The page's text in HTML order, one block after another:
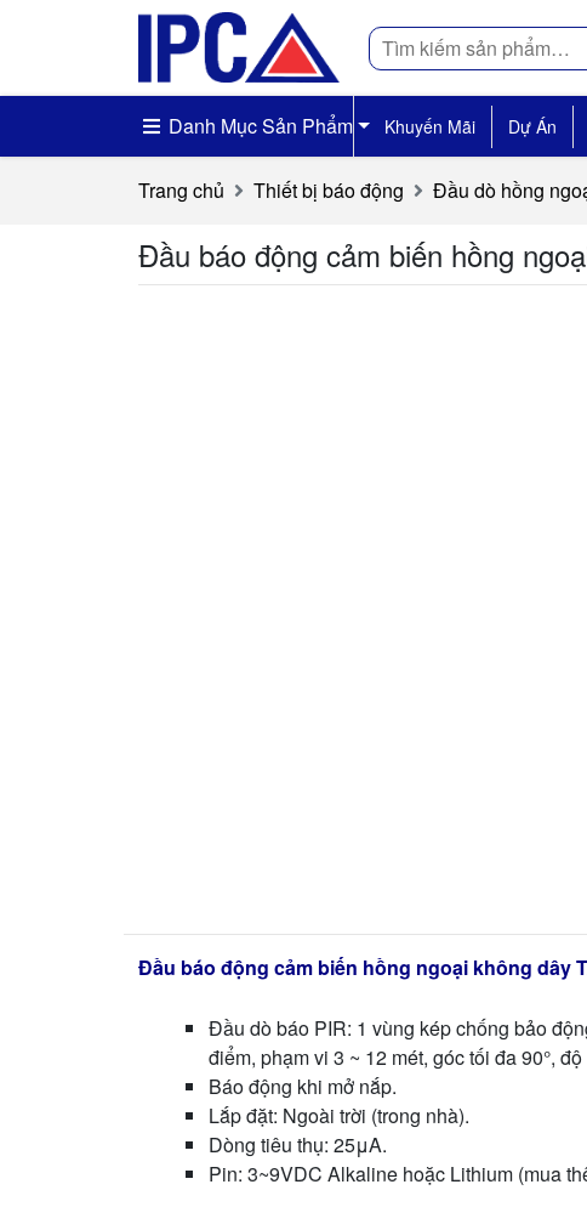
Tìm
kiếm
Danh Mục Sản Phẩm Khuyến Mãi Dự Án
Trang chủ Thiết bị báo động Đầu dò hồng
Đầu báo động cảm biến hồng
Đầu báo động cảm biến hồng ngoại không dây
Đầu dò báo PIR: 1 vùng kép chống bảo
điểm, phạm vi 3 ~ 12 mét, góc tối đa 90°,
Báo động khi mở nắp.
Lắp đặt: Ngoài trời (trong nhà).
Dòng tiêu thụ: 25μA.
Pin: 3~9VDC Alkaline hoặc Lithium (mua